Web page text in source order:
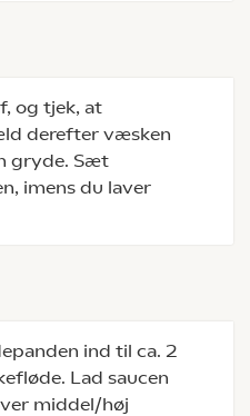
og tjek, at
derefter væsken
gryde. Sæt
imens du laver
ind til ca. 2
Lad saucen
middel/høj